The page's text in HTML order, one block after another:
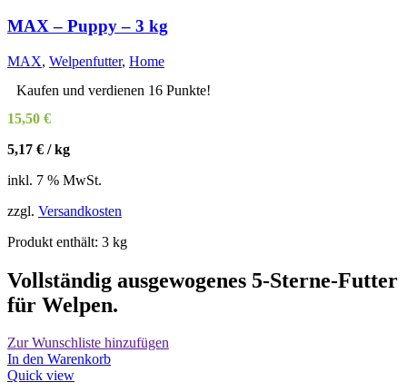
Die
Optionen
können
auf
der
MAX – Puppy – 3 kg
MAX, Welpenfutter, Home
Kaufen und verdienen 16 Punkte!
15,50 €
5,17 € /kg
inkl. 7 % MwSt.
zzgl. Versandkosten
Produkt enthält: 3 kg
Vollständig ausgewogenes 5-Sterne-Futter
für Welpen.
Zur Wunschliste hinzufügen
In den Warenkorb
Quick view